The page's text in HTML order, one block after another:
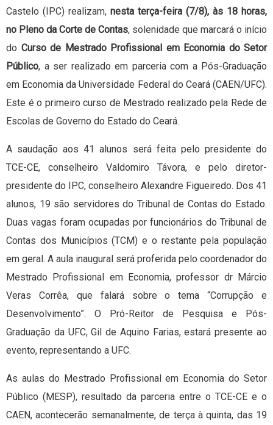
Castelo (IPC) realizam, nesta terça-feira (7/8), às 18 horas,
no Pleno da Corte de Contas, solenidade que marcará o início
do Curso de Mestrado Profissional em Economia do Setor
Público, a ser realizado em parceria com a Pós-Graduação
em Economia da Universidade Federal do Ceará (CAEN/UFC).
Este é o primeiro curso de Mestrado realizado pela Rede de
Escolas de Governo do Estado do Ceará.
A saudação aos 41 alunos será feita pelo presidente do
TCE-CE, conselheiro Valdomiro Távora, e pelo diretor-
presidente do IPC, conselheiro Alexandre Figueiredo. Dos 41
alunos, 19 são servidores do Tribunal de Contas do Estado.
Duas vagas foram ocupadas por funcionários do Tribunal de
Contas dos Municípios (TCM) e o restante pela população
em geral. A aula inaugural será proferida pelo coordenador do
Mestrado Profissional em Economia, professor dr Márcio
Veras Corrêa, que falará sobre o tema “Corrupção e
Desenvolvimento”. O Pró-Reitor de Pesquisa e Pós-
Graduação da UFC, Gil de Aquino Farias, estará presente ao
evento, representando a UFC.
As aulas do Mestrado Profissional em Economia do Setor
Público (MESP), resultado da parceria entre o TCE-CE e o
CAEN, acontecerão semanalmente, de terça à quinta, das 19